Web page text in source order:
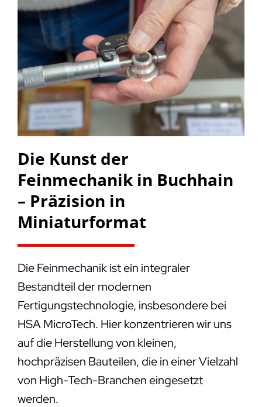
Die Kunst der
Feinmechanik in Buchhain
– Präzision in
Miniaturformat
Die Feinmechanik ist ein integraler
Bestandteil der modernen
Fertigungstechnologie, insbesondere bei
HSA MicroTech. Hier konzentrieren wir uns
auf die Herstellung von kleinen,
hochpräzisen Bauteilen, die in einer Vielzahl
von High-Tech-Branchen eingesetzt
werden.